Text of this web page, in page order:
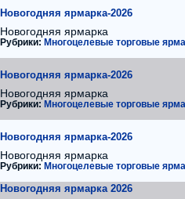
Новогодняя ярмарка-2026
Новогодняя ярмарка
Рубрики: Многоцелевые торговые
Новогодняя ярмарка-2026
Новогодняя ярмарка
Рубрики: Многоцелевые торговые
Новогодняя ярмарка-2026
Новогодняя ярмарка
Рубрики: Многоцелевые торговые
Новогодняя ярмарка 2026